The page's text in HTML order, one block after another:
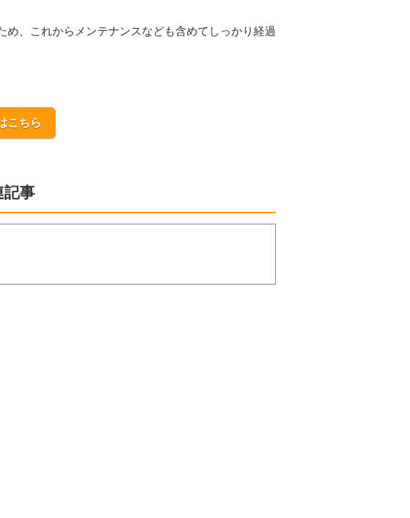
、これからメンテナンスなども含めてしっかり経過
こちら
事